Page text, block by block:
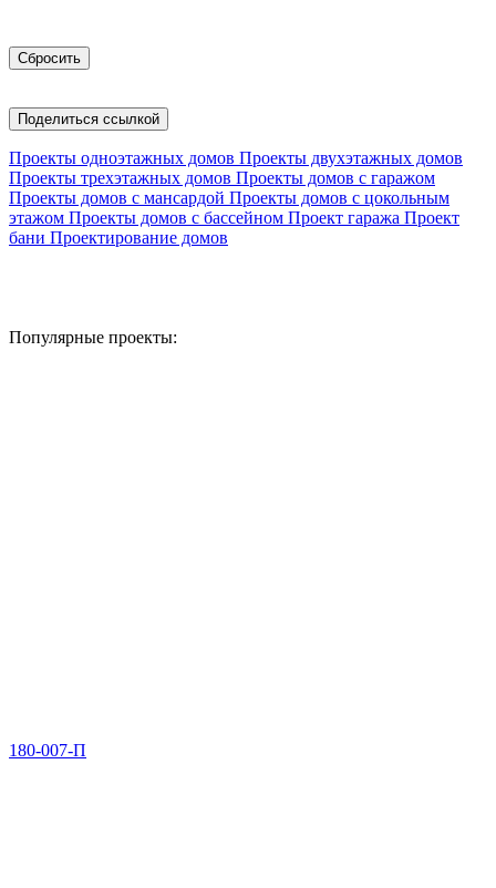
Поделиться ссылкой
Проекты одноэтажных домов Проекты двухэтажных домов
Проекты трехэтажных домов Проекты домов с гаражом
Проекты домов с мансардой Проекты домов с цокольным
этажом Проекты домов с бассейном Проект гаража Проект
бани Проектирование домов
Популярные проекты:
180-007-П